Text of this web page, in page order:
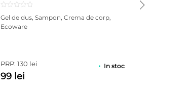
Gel de dus, Sampon, Crema de corp,
Ecoware
PRP: 130 lei
99 lei
In stoc